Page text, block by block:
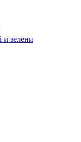
и зелени